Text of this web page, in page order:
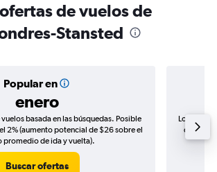
de vuelos de
Stansted
Popular en
enero
basada en las búsquedas. Posible
2% (aumento potencial de $26 sobre el
promedio de ida y vuelta).
Buscar ofertas
Los
de